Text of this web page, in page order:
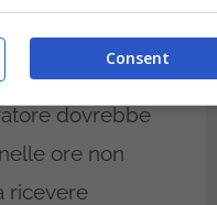
della sua
dovrebbe
ore non
ricevere
Consent